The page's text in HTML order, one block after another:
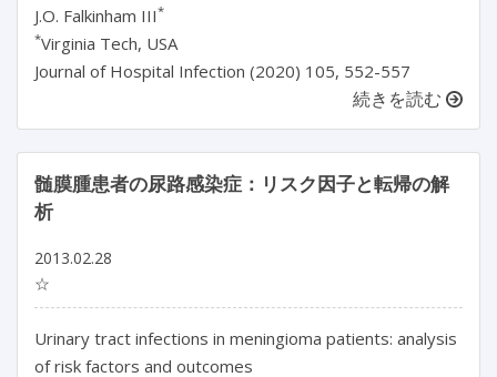
J.O. Falkinham III*
*Virginia Tech, USA
Journal of Hospital Infection (2020) 105, 552-557
続きを読む
髄膜腫患者の尿路感染症：リスク因子と転帰の解
析
2013.02.28
☆
Urinary tract infections in meningioma patients: analysis
of risk factors and outcomes